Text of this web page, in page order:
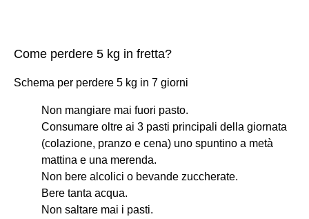
Come perdere 5 kg in fretta?
Schema per perdere 5 kg in 7 giorni
Non mangiare mai fuori pasto.
Consumare oltre ai 3 pasti principali della giornata
(colazione, pranzo e cena) uno spuntino a metà
mattina e una merenda.
Non bere alcolici o bevande zuccherate.
Bere tanta acqua.
Non saltare mai i pasti.